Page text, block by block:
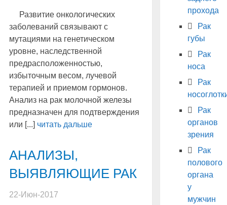
Развитие онкологических
заболеваний связывают с
мутациями на генетическом
уровне, наследственной
предрасположенностью,
избыточным весом, лучевой
терапией и приемом гормонов.
Анализ на рак молочной железы
предназначен для подтверждения
или [...] читать дальше
АНАЛИЗЫ,
ВЫЯВЛЯЮЩИЕ РАК
22-Июн-2017
прохода
Рак
губы
Рак
носа
Рак
Рак
органов
зрения
Рак
полового
органа
у
мужчин